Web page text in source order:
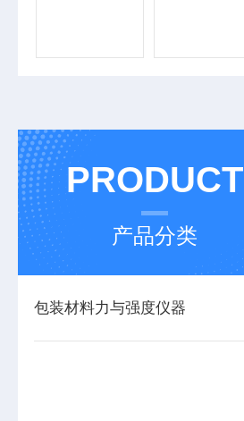
PRODUCT
产品分类
包装材料力与强度仪器